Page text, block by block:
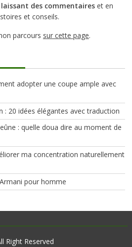
laissant des commentaireset en
et conseils.
parcours sur cette page.
adopter une coupe ample avec
: 20 idées élégantes avec traduction
: quelle doua dire au moment de
ma concentration naturellement
pour homme
Right Reserved